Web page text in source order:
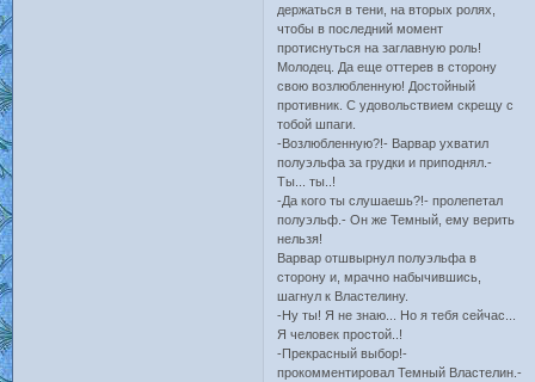
держаться в тени, на вторых ролях,
чтобы в последний момент
протиснуться на заглавную роль!
Молодец. Да еще оттерев в сторону
свою возлюбленную! Достойный
противник. С удовольствием скрещу с
тобой шпаги.
-Возлюбленную?!- Варвар ухватил
полуэльфа за грудки и приподнял.-
Ты... ты..!
-Да кого ты слушаешь?!- пролепетал
полуэльф.- Он же Темный, ему верить
нельзя!
Варвар отшвырнул полуэльфа в
сторону и, мрачно набычившись,
шагнул к Властелину.
-Ну ты! Я не знаю... Но я тебя сейчас...
Я человек простой..!
-Прекрасный выбор!-
прокомментировал Темный Властелин.-